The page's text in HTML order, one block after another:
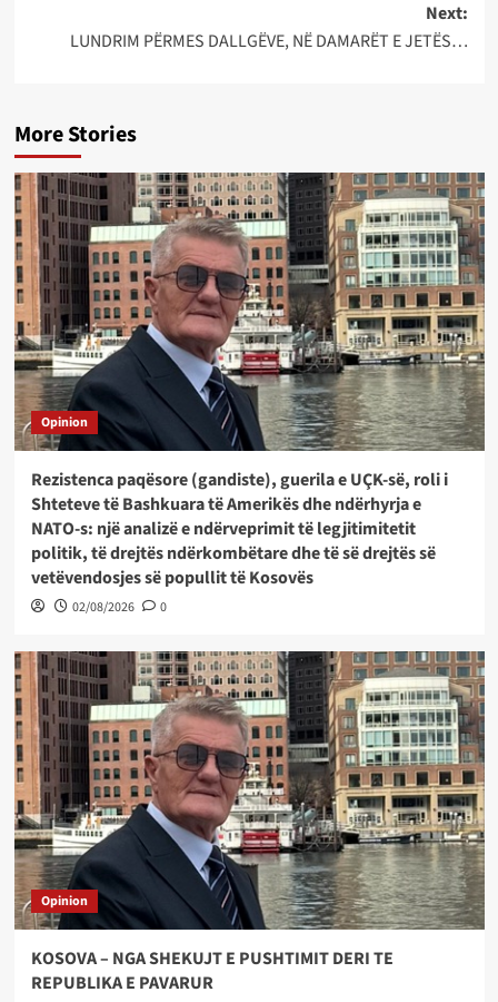
Next:
LUNDRIM PËRMES DALLGËVE, NË DAMARËT E JETËS…
More Stories
Opinion
Rezistenca paqësore (gandiste), guerila e UÇK-së, roli i
Shteteve të Bashkuara të Amerikës dhe ndërhyrja e
NATO-s: një analizë e ndërveprimit të legjitimitetit
politik, të drejtës ndërkombëtare dhe të së drejtës së
vetëvendosjes së popullit të Kosovës
02/08/2026 0
Opinion
KOSOVA – NGA SHEKUJT E PUSHTIMIT DERI TE
REPUBLIKA E PAVARUR